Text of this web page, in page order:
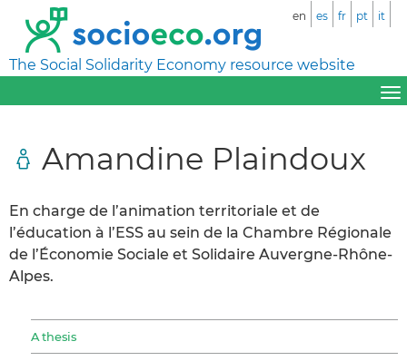
The Social Solidarity Economy resource website
en es fr pt it
Amandine Plaindoux
En charge de l’animation territoriale et de
l’éducation à l’ESS au sein de la Chambre Régionale
de l’Économie Sociale et Solidaire Auvergne-Rhône-
Alpes.
A thesis